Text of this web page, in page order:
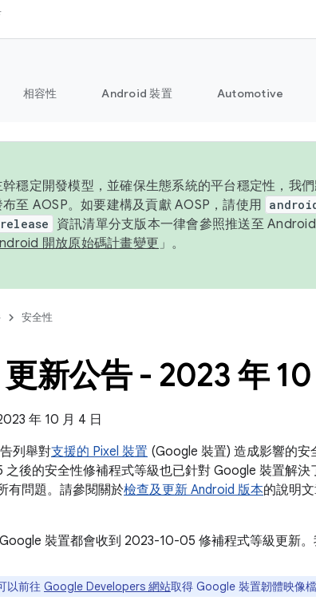
相容性 Android 裝置 Automotive
穩定開發模型，並確保生態系統的平台穩定性，我
至 AOSP。如要建構及貢獻 AOSP，請使用
資訊清單分支版本一律會參照推送至
開放原始碼計畫變更 」。
安全性
新公告 - 2023 年 10
年 10 月 4 日
列舉對支援的 Pixel 裝置 (Google 裝置) 造成影響的安
後的安全性修補程式等級也已針對 Google 裝置解
有問題。請參閱關於檢查及更新 Android 版本的說明
裝置都會收到 2023-10-05 修補程式等級更新。
以前往 Google Developers 網站取得 Google 裝置韌體映像檔